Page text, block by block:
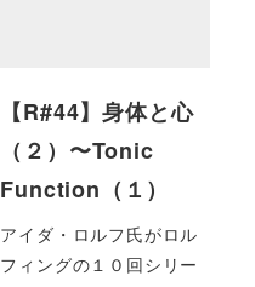
【R#44】身体と心
（２）〜Tonic
Function（１）
アイダ・ロルフ氏がロル
フィングの１０回シリー